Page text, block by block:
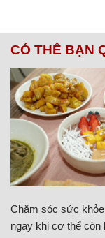
CÓ THỂ BẠN
Chăm sóc sức
ngay khi cơ thể còn